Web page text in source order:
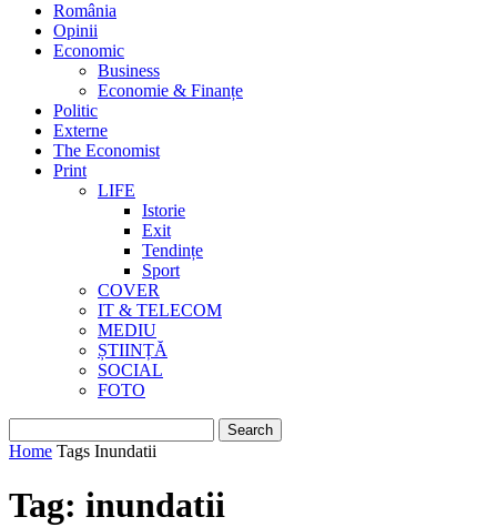
România
Opinii
Economic
Business
Economie & Finanțe
Politic
Externe
The Economist
Print
LIFE
Istorie
Exit
Tendințe
Sport
COVER
IT & TELECOM
MEDIU
ȘTIINȚĂ
SOCIAL
FOTO
Home Tags Inundatii
Tag: inundatii